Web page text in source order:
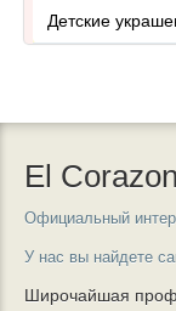
Детские
El Corazon
Официальный
У нас вы найдете
Широчайшая